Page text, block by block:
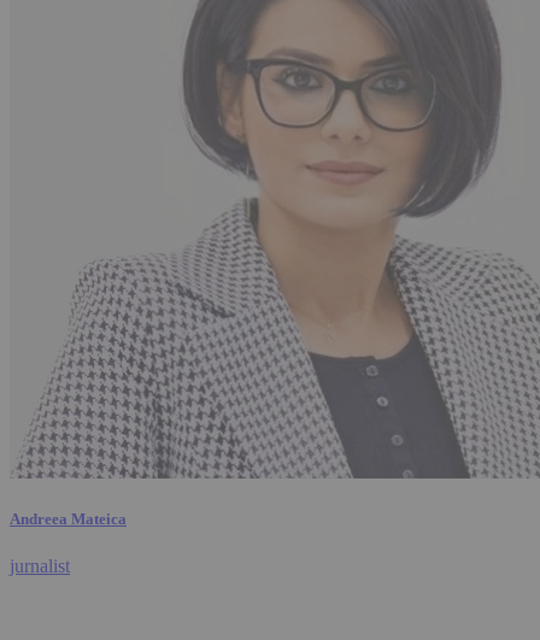
Andreea Mateica
jurnalist